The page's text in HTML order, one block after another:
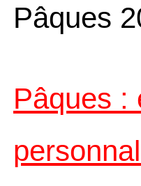
Pâques
Pâques :